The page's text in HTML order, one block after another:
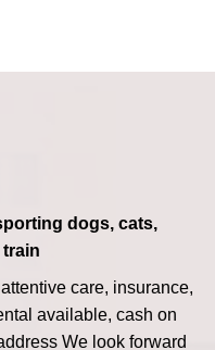
dogs, cats,
care, insurance,
available, cash on
We look forward